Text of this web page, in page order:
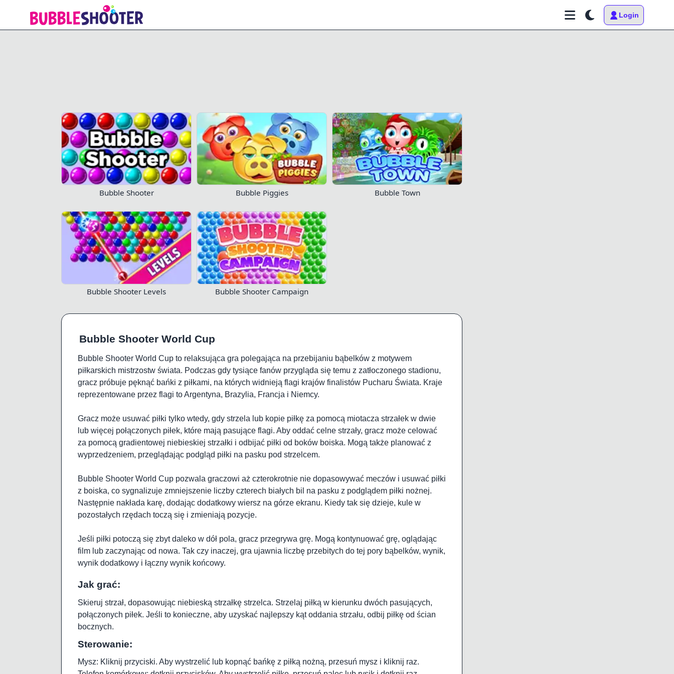
Login
Bubble Shooter World Cup 0/3 100 954
Bubble Shooter Bubble Piggies Bubble Town
Bubble Shooter Levels Bubble Shooter Campaign
Bubble Shooter World Cup
Bubble Shooter World Cup to relaksująca gra polegająca na przebijaniu bąbelków z motywem
piłkarskich mistrzostw świata. Podczas gdy tysiące fanów przygląda się temu z zatłoczonego stadionu,
gracz próbuje pęknąć bańki z piłkami, na których widnieją flagi krajów finalistów Pucharu Świata. Kraje
reprezentowane przez flagi to Argentyna, Brazylia, Francja i Niemcy.
Gracz może usuwać piłki tylko wtedy, gdy strzela lub kopie piłkę za pomocą miotacza strzałek w dwie
lub więcej połączonych piłek, które mają pasujące flagi. Aby oddać celne strzały, gracz może celować
za pomocą gradientowej niebieskiej strzałki i odbijać piłki od boków boiska. Mogą także planować z
wyprzedzeniem, przeglądając podgląd piłki na pasku pod strzelcem.
Bubble Shooter World Cup pozwala graczowi aż czterokrotnie nie dopasowywać meczów i usuwać piłki
z boiska, co sygnalizuje zmniejszenie liczby czterech białych bil na pasku z podglądem piłki nożnej.
Następnie nakłada karę, dodając dodatkowy wiersz na górze ekranu. Kiedy tak się dzieje, kule w
pozostałych rzędach toczą się i zmieniają pozycje.
Jeśli piłki potoczą się zbyt daleko w dół pola, gracz przegrywa grę. Mogą kontynuować grę, oglądając
film lub zaczynając od nowa. Tak czy inaczej, gra ujawnia liczbę przebitych do tej pory bąbelków, wynik,
wynik dodatkowy i łączny wynik końcowy.
Jak grać:
Skieruj strzał, dopasowując niebieską strzałkę strzelca. Strzelaj piłką w kierunku dwóch pasujących,
połączonych piłek. Jeśli to konieczne, aby uzyskać najlepszy kąt oddania strzału, odbij piłkę od ścian
bocznych.
Sterowanie:
Mysz: Kliknij przyciski. Aby wystrzelić lub kopnąć bańkę z piłką nożną, przesuń mysz i kliknij raz.